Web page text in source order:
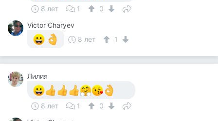
8 лет 1
0
Victor Charyev
8 лет
1
Лилия
8 лет 1
0